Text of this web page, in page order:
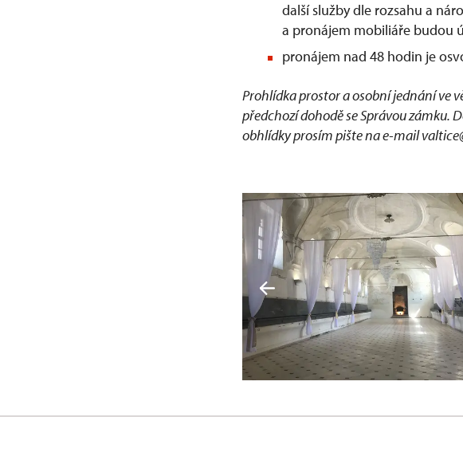
další služby dle rozsahu a
a pronájem mobiliáře budou
pronájem nad 48 hodin je
Prohlídka prostor a osobní jednání ve
předchozí dohodě se Správou zámku.
obhlídky prosím pište na e-mail